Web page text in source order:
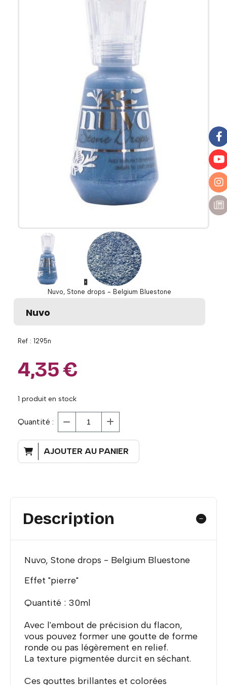
Nuvo, Stone drops - Belgium Bluestone
Nuvo
Ref : 1295n
4,35€
1 produit en stock
Quantité :
AJOUTER AU PANIER
Description
Nuvo, Stone drops - Belgium Bluestone
Effet "pierre"
Quantité : 30ml
Avec l'embout de précision du flacon,
vous pouvez former une goutte de forme
ronde ou pas légèrement en relief.
La texture pigmentée durcit en séchant.
Ces gouttes brillantes et colorées